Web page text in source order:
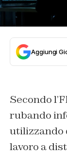
Aggiungi
Secondo
rubando
utilizzando
lavoro a